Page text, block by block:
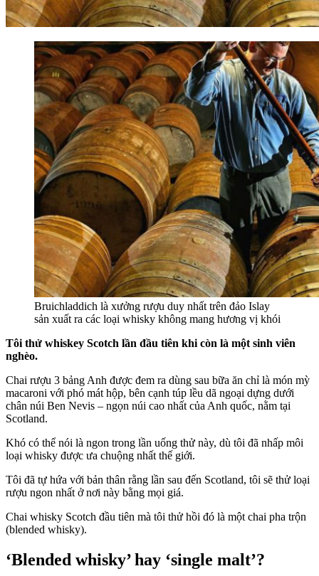
Bruichladdich là xưởng rượu duy nhất trên đảo Islay
sản xuất ra các loại whisky không mang hương vị khói
Tôi thử whiskey Scotch lần đầu tiên khi còn là một sinh viên
nghèo.
Chai rượu 3 bảng Anh được đem ra dùng sau bữa ăn chỉ là món mỳ
macaroni với phó mát hộp, bên cạnh túp lều dã ngoại dựng dưới
chân núi Ben Nevis – ngọn núi cao nhất của Anh quốc, nằm tại
Scotland.
Khó có thể nói là ngon trong lần uống thử này, dù tôi đã nhấp môi
loại whisky được ưa chuộng nhất thế giới.
Tôi đã tự hứa với bản thân rằng lần sau đến Scotland, tôi sẽ thử loại
rượu ngon nhất ở nơi này bằng mọi giá.
Chai whisky Scotch đầu tiên mà tôi thử hồi đó là một chai pha trộn
(blended whisky).
‘Blended whisky’ hay ‘single malt’?